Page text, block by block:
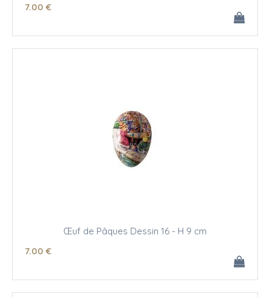
7.00 €
Œuf de Pâques Dessin 16 - H 9 cm
7.00 €